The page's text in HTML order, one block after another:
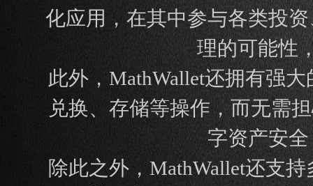
化应用，在其中参与各类投
理的可能性
此外，MathWallet还拥有强
兑换、存储等操作，而无需
字资产安
除此之外，MathWallet还支